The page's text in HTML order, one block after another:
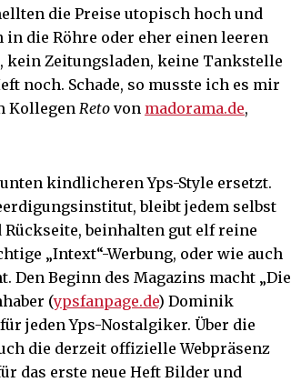
die Preise utopisch hoch und
in die Röhre oder eher einen leeren
kein Zeitungsladen, keine Tankstelle
noch. Schade, so musste ich es mir
Kollegen Reto von madorama.de,
kindlicheren Yps-Style ersetzt.
bleibt jedem selbst
Rückseite, beinhalten gut elf reine
„Intext“-Werbung, oder wie auch
Den Beginn des Magazins macht „Die
(ypsfanpage.de) Dominik
jeden Yps-Nostalgiker. Über die
die derzeit offizielle Webpräsenz
das erste neue Heft Bilder und